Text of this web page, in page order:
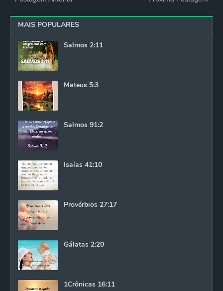
MAIS POPULARES
Salmos 2:11
Mateus 5:3
Salmos 91:2
Isaías 41:10
Provérbios 27:17
Gálatas 2:20
1Crônicas 16:11